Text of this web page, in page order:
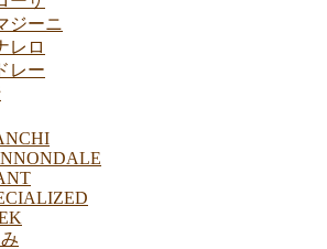
ジーニ
レロ
レー